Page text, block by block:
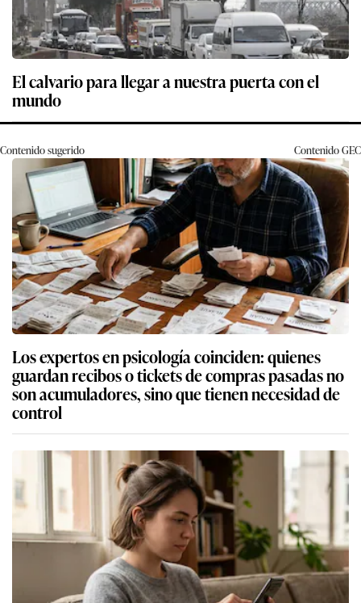
El calvario para llegar a nuestra puerta con el
mundo
Contenido sugerido ContenidoGEC
Los expertos en psicología coinciden: quienes
guardan recibos o tickets de compras pasadas no
son acumuladores, sino que tienen necesidad de
control